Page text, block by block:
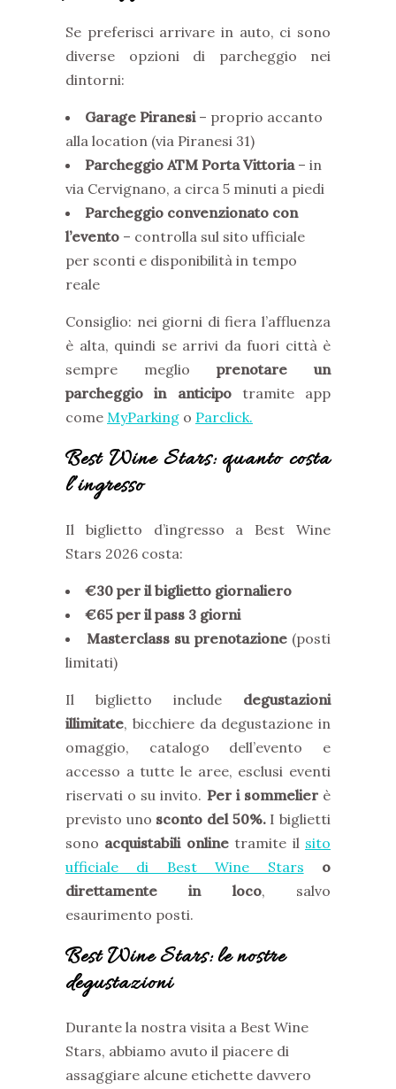
Se preferisci arrivare in auto, ci sono
diverse opzioni di parcheggio nei
dintorni:
Garage Piranesi– proprio accanto
alla location (via Piranesi 31)
Parcheggio ATM Porta Vittoria– in
via Cervignano, a circa 5 minuti a piedi
Parcheggio convenzionato con
l’evento – controlla sul sito ufficiale
per sconti e disponibilità in tempo
reale
Consiglio: nei giorni di fiera l’affluenza
è alta, quindi se arrivi da fuori città è
sempre meglio prenotare un
parcheggio in anticipotramite app
come MyParking o Parclick.
Best Wine Stars: quanto costa
l’ingresso
Il biglietto d’ingresso a Best Wine
Stars 2026 costa:
€30 per il biglietto giornaliero
€65 per il pass 3 giorni
Masterclass su prenotazione(posti
limitati)
Il biglietto include degustazioni
illimitate, bicchiere da degustazione in
omaggio, catalogo dell’evento e
accesso a tutte le aree, esclusi eventi
riservati o su invito. Per i sommelierè
previsto uno sconto del 50%. I biglietti
sono acquistabili onlinetramite il sito
ufficiale di Best Wine Stars
o
direttamente in loco, salvo
esaurimento posti.
Best Wine Stars: le nostre
degustazioni
Durante la nostra visita a Best Wine
Stars, abbiamo avuto il piacere di
assaggiare alcune etichette davvero